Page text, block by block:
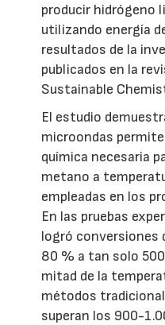
producir hidrógeno
utilizando energía
resultados de la
publicados en la
Sustainable
El estudio
microondas
química necesaria
metano a
empleadas en los
En las pruebas
logró conversiones
80 % a tan solo
mitad de la
métodos
superan los 900-